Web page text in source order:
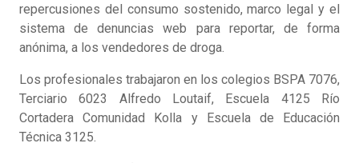
repercusiones del consumo sostenido, marco legal y el
sistema de denuncias web para reportar, de forma
anónima, a los vendedores de droga.
Los profesionales trabajaron en los colegios BSPA 7076,
Terciario 6023 Alfredo Loutaif, Escuela 4125 Río
Cortadera Comunidad Kolla y Escuela de Educación
Técnica 3125.